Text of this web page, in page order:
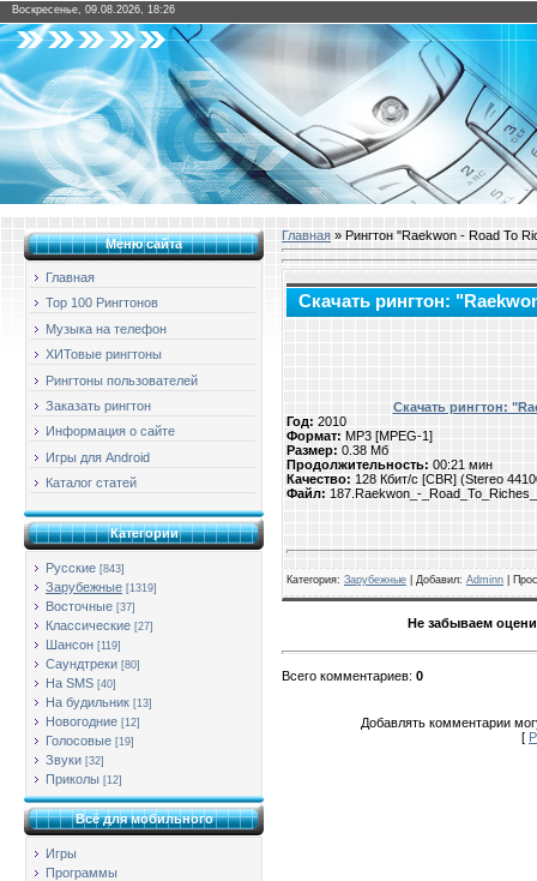
Воскресенье, 09.08.2026, 18:26
Меню сайта
Главная
Top 100 Рингтонов
Музыка на телефон
ХИТовые рингтоны
Рингтоны пользователей
Заказать рингтон
Информация о сайте
Игры для Android
Каталог статей
Категории
Русские [843]
Зарубежные [1319]
Восточные [37]
Классические [27]
Шансон [119]
Саундтреки [80]
На SMS [40]
На будильник [13]
Новогодние [12]
Голосовые [19]
Звуки [32]
Приколы [12]
Всё для мобильного
Игры
Программы
Главная » Рингтон "Raekwon - Road To
Скачать рингтон:
Скачать рингтон:
Год: 2010
Формат: MP3 [MPEG-1]
Размер: 0.38 Мб
Продолжительность: 00:21 мин
Качество: 128 Кбит/с [CBR] (Stereo
Файл: 187.Raekwon_-
Категория: Зарубежные | Добавил: Adminn
Не забываем
Всего комментариев: 0
Добавлять комментарии
[